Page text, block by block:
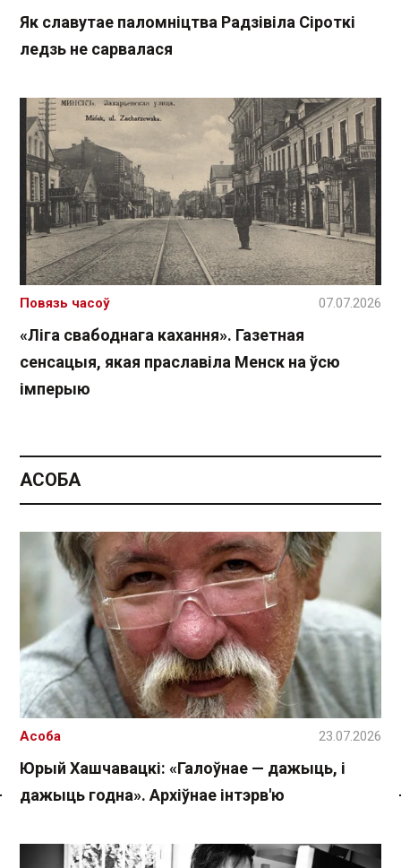
Як славутае паломніцтва Радзівіла Сіроткі
ледзь не сарвалася
«Ліга свабоднага кахання». Газетная
сенсацыя, якая праславіла Менск на ўсю
імперыю
Повязь часоў 07.07.2026
АСОБА
Юрый Хашчавацкі: «Галоўнае — дажыць, і
дажыць годна». Архіўнае інтэрв'ю
Асоба 23.07.2026